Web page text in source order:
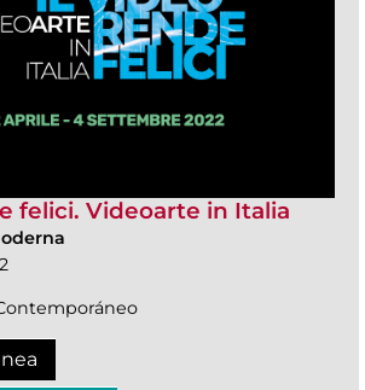
felici. Videoarte in Italia